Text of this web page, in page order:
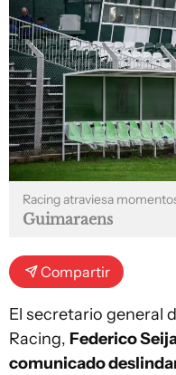
Racing atraviesa
Guimaraens
Compartir
El secretario general
Racing, Federico
comunicado